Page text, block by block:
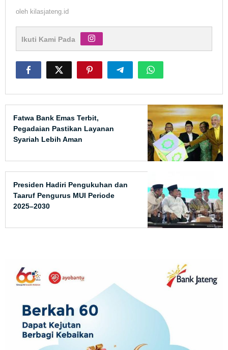
oleh kilasjateng.id
Ikuti Kami Pada
Fatwa Bank Emas Terbit,
Pegadaian Pastikan Layanan
Syariah Lebih Aman
Presiden Hadiri Pengukuhan dan
Taaruf Pengurus MUI Periode
2025–2030